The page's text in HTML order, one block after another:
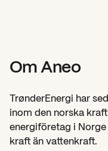
Om Aneo
TrønderEnergi har
inom den norska
energiföretag i
kraft än vattenkraft.